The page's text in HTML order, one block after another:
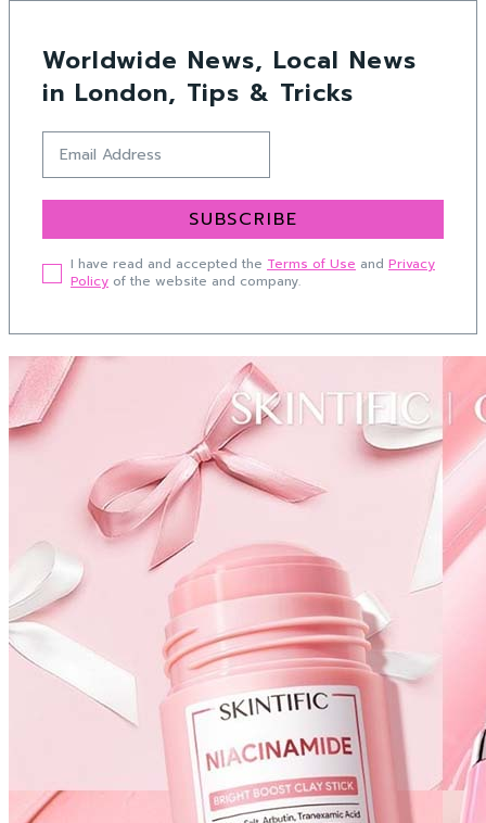
Worldwide News, Local News
in London, Tips & Tricks
SUBSCRIBE
I have read and accepted the Terms of Use and Privacy
Policy of the website and company.